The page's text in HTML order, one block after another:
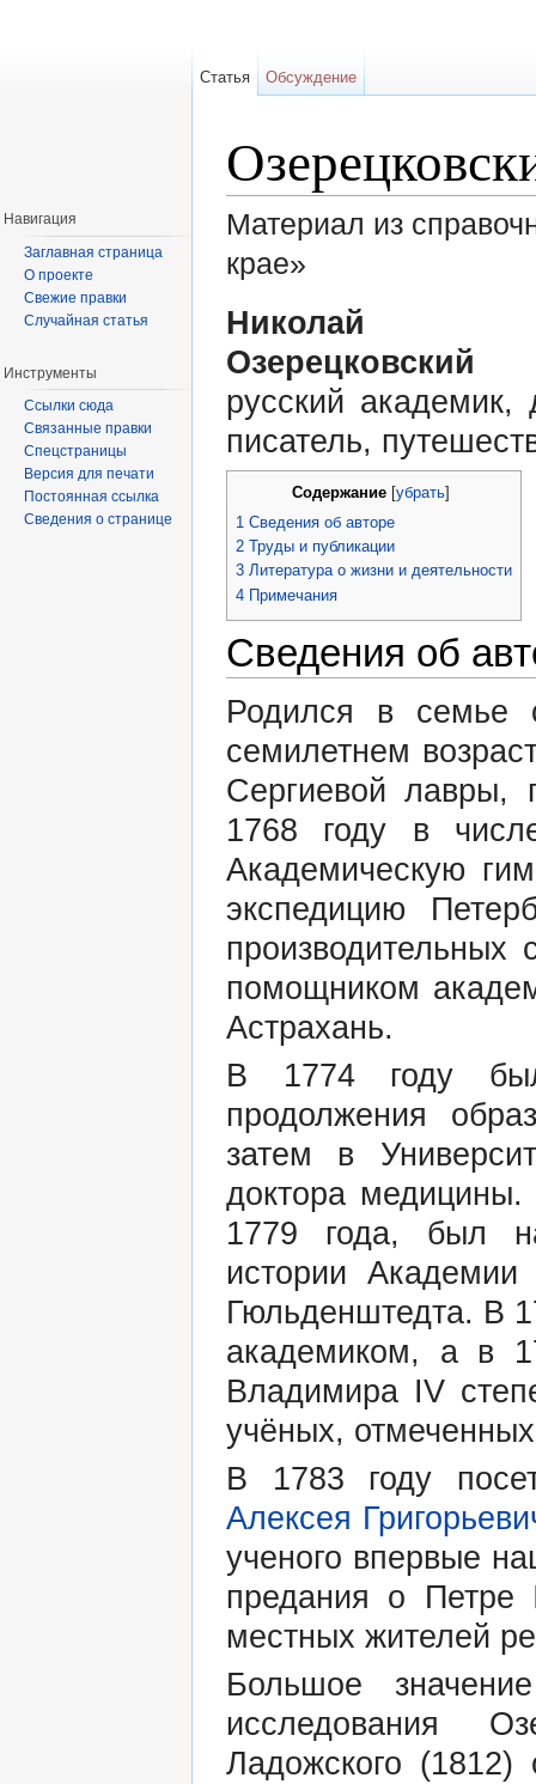
Материал из
крае»
Николай
Озерецковский
русский
писатель,
Содержание [убрать]
1 Сведения об авторе
2 Труды и публикации
3 Литература о жизни и деятельности
4 Примечания
Сведения об
Родился в семье
семилетнем
Сергиевой лавры,
1768 году в
Академическую
экспедицию
помощником
Астрахань.
В 1774 году
продолжения
затем в
доктора медицины.
1779 года, был
истории
Гюльденштедта. В
академиком, а в
Владимира IV
учёных,
В 1783 году
Алексея
ученого впервые
предания о Петре
местных жителей
Большое
исследования
Ладожского
Статья Обсуждение
Навигация
Заглавная страница
О проекте
Свежие правки
Случайная статья
Инструменты
Ссылки сюда
Связанные правки
Спецстраницы
Версия для печати
Постоянная ссылка
Сведения о странице